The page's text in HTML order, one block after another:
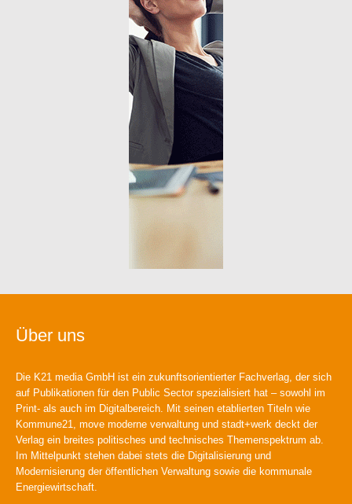
Über uns
Die K21 media GmbH ist ein zukunftsorientierter Fachverlag, der sich
auf Publikationen für den Public Sector spezialisiert hat – sowohl im
Print- als auch im Digitalbereich. Mit seinen etablierten Titeln wie
Kommune21, move moderne verwaltung und stadt+werk deckt der
Verlag ein breites politisches und technisches Themenspektrum ab.
Im Mittelpunkt stehen dabei stets die Digitalisierung und
Modernisierung der öffentlichen Verwaltung sowie die kommunale
Energiewirtschaft.